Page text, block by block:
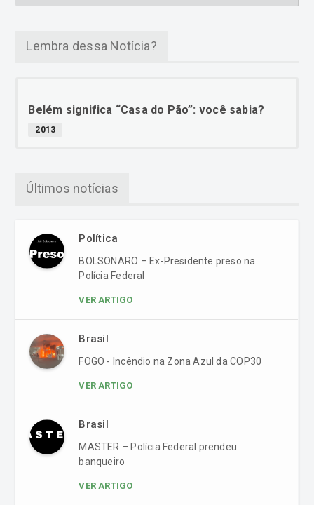
Lembra dessa Notícia?
Belém significa “Casa do Pão”: você sabia?
2013
Últimos notícias
Política
BOLSONARO – Ex-Presidente preso na
Polícia Federal
VER ARTIGO
Brasil
FOGO - Incêndio na Zona Azul da COP30
VER ARTIGO
Brasil
MASTER – Polícia Federal prendeu
banqueiro
VER ARTIGO